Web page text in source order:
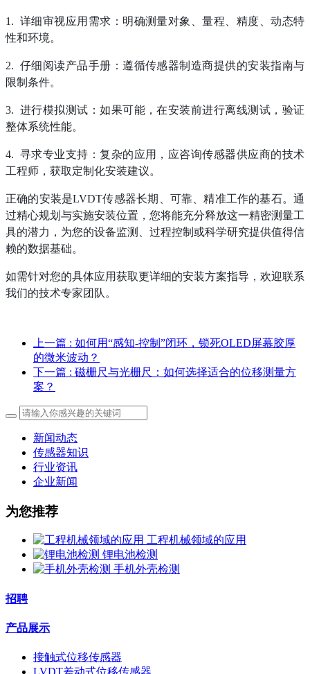
1. 详细审视应用需求：明确测量对象、量程、精度、动态特
性和环境。
2. 仔细阅读产品手册：遵循传感器制造商提供的安装指南与
限制条件。
3. 进行模拟测试：如果可能，在安装前进行离线测试，验证
整体系统性能。
4. 寻求专业支持：复杂的应用，应咨询传感器供应商的技术
工程师，获取定制化安装建议。
正确的安装是LVDT传感器长期、可靠、精准工作的基石。通
过精心规划与实施安装位置，您将能充分释放这一精密测量工
具的潜力，为您的设备监测、过程控制或科学研究提供值得信
赖的数据基础。
如需针对您的具体应用获取更详细的安装方案指导，欢迎联系
我们的技术专家团队。
上一篇 : 如何用“感知-控制”闭环，锁死OLED屏幕胶厚
的微米波动？
下一篇 : 磁栅尺与光栅尺：如何选择适合的位移测量方
案？
新闻动态
传感器知识
行业资讯
企业新闻
为您推荐
工程机械领域的应用
锂电池检测
手机外壳检测
招聘
产品展示
接触式位移传感器
LVDT差动式位移传感器